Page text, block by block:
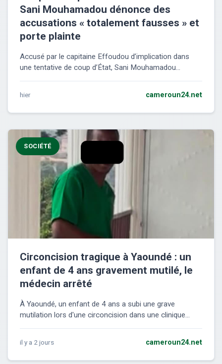
Sani Mouhamadou dénonce des
accusations « totalement fausses » et
porte plainte
Accusé par le capitaine Effoudou d’implication dans
une tentative de coup d’État, Sani Mouhamadou...
hier cameroun24.net
SOCIÉTÉ
Circoncision tragique à Yaoundé : un
enfant de 4 ans gravement mutilé, le
médecin arrêté
À Yaoundé, un enfant de 4 ans a subi une grave
mutilation lors d'une circoncision dans une clinique...
il y a 2 jours cameroun24.net